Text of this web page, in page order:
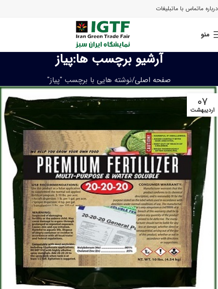
درباره ماتماس با ماتبلیغات
منو
آرشیو برچسب ها:پیاز
صفحه اصلی نوشته هایی با برچسب "پیاز"
۰۷
اردیبهشت